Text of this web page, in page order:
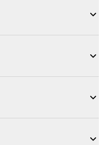



